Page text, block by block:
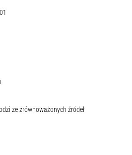
ze zrównoważonych źródeł